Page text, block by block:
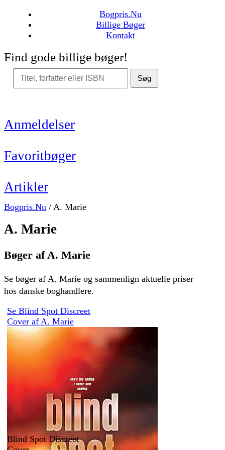
Bogpris.Nu
Billige Bøger
Kontakt
Find gode billige bøger!
Søg
Anmeldelser
Favoritbøger
Artikler
Bogpris.Nu / A. Marie
A. Marie
Bøger af A. Marie
Se bøger af A. Marie og sammenlign aktuelle priser
hos danske boghandlere.
Se Blind Spot Discreet
Cover af A. Marie
Blind Spot Discreet